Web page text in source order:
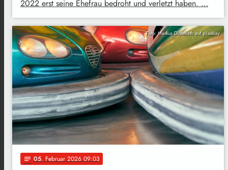
2022 erst seine Ehefrau bedroht und verletzt haben. …
Foto: Markus Distelrath auf pixabay
notes 05. Februar 2026 09:03